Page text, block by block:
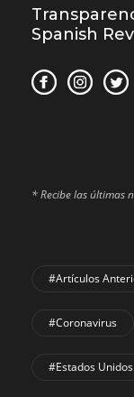
Spanish
* Recibe las últimas
#Artículos
#coronavirus
#Estados Unidos